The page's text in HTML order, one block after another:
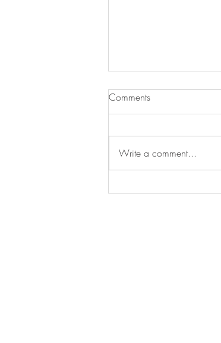
Comments
Write a comment...